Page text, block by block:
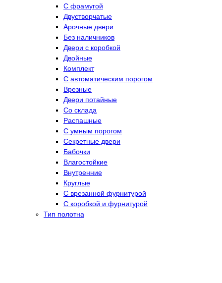
С фрамугой
Двустворчатые
Арочные двери
Без наличников
Двери с коробкой
Двойные
Комплект
С автоматическим порогом
Врезные
Двери потайные
Со склада
Распашные
С умным порогом
Секретные двери
Бабочки
Влагостойкие
Внутренние
Круглые
С врезанной фурнитурой
С коробкой и фурнитурой
Тип полотна